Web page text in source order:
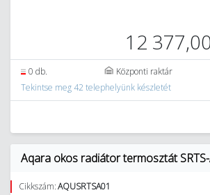
12
0 db.
Központi raktár
Tekintse meg 42 telephelyünk készletét
Aqara okos radiátor termosztát SRTS-
Cikkszám:AQUSRTSA01